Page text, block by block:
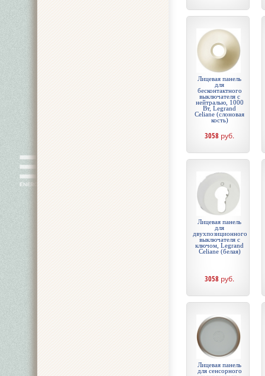
Лицевая панель
для
бесконтактного
выключателя с
нейтралью, 1000
Вт, Legrand
Celiane (слоновая
кость)
3058 руб.
Лицевая панель
для
двухпозиционного
выключателя с
ключом, Legrand
Celiane (белая)
3058 руб.
Лицевая панель
для сенсорного